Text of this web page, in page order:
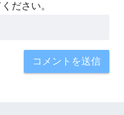
ださい。